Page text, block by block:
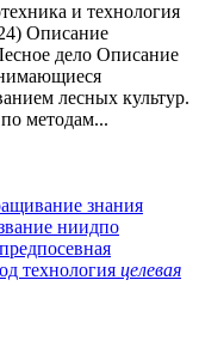
и технология
Описание
дело Описание
лесных культур.
методам...
знания
ниидпо
предпосевная
технология целевая